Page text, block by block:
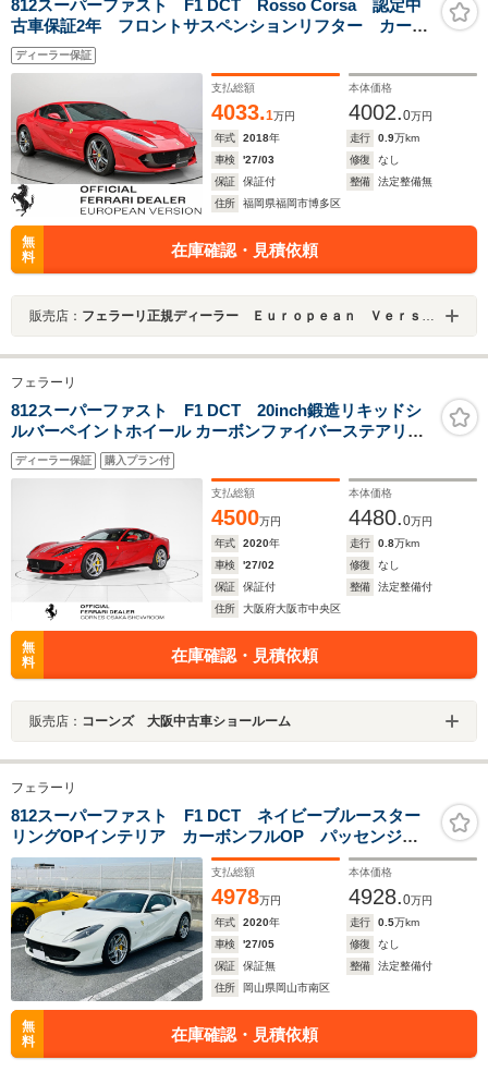
812スーパーファスト F1 DCT Rosso Corsa 認定中
古車保証2年 フロントサスペンションリフター カーボ
ンステアリングホイール
ディーラー保証
支払総額
4033.1万円
本体価格
4002.0万円
年式
2018年 走行 0.9万km
車検
'27/03 修復
なし
保証
保証付 整備
法定整備無
住所
福岡県福岡市博多区
無
料
在庫確認・見積依頼
販売店： フェラーリ正規ディーラー Ｅｕｒｏｐｅａｎ Ｖｅｒｓｉｏｎ ＨＡＫＡＴＡ
フェラーリ
812スーパーファスト F1 DCT 20inch鍛造リキッドシ
ルバーペイントホイール カーボンファイバーステアリン
グドライバーゾーン
ディーラー保証 購入プラン付
支払総額
4500万円
本体価格
4480.0万円
年式
2020年 走行 0.8万km
車検
'27/02 修復
なし
保証
保証付 整備
法定整備付
住所
大阪府大阪市中央区
無
料
在庫確認・見積依頼
販売店： コーンズ 大阪中古車ショールーム
フェラーリ
812スーパーファスト F1 DCT ネイビーブルースター
リングOPインテリア カーボンフルOP パッセンジャ
ーDSP Fリフト キルティングスタイルシート スペシ
ャル・イクイップメント付帯車
支払総額
4978万円
本体価格
4928.0万円
年式
2020年 走行 0.5万km
車検
'27/05 修復
なし
保証
保証無 整備
法定整備付
住所
岡山県岡山市南区
無
料
在庫確認・見積依頼